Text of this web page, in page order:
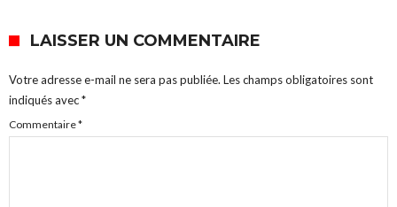
LAISSER UN COMMENTAIRE
Votre adresse e-mail ne sera pas publiée. Les champs obligatoires sont
indiqués avec*
Commentaire*